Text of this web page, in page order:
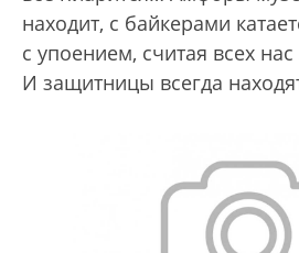
находит, с байкерами
с упоением, считая всех
И защитницы всегда